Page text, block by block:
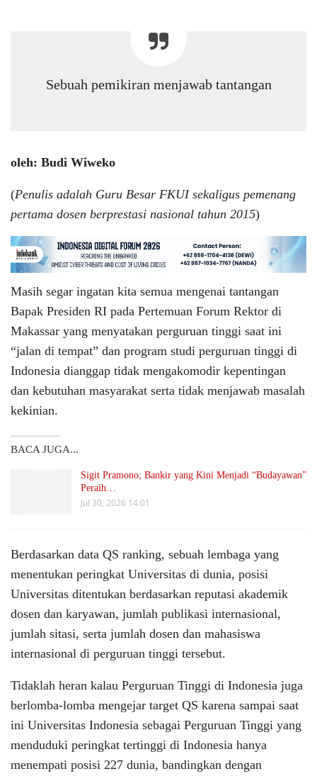
Sebuah pemikiran menjawab tantangan
oleh: Budi Wiweko
(Penulis adalah Guru Besar FKUI sekaligus pemenang
pertama dosen berprestasi nasional tahun 2015)
Masih segar ingatan kita semua mengenai tantangan
Bapak Presiden RI pada Pertemuan Forum Rektor di
Makassar yang menyatakan perguruan tinggi saat ini
“jalan di tempat” dan program studi perguruan tinggi di
Indonesia dianggap tidak mengakomodir kepentingan
dan kebutuhan masyarakat serta tidak menjawab masalah
kekinian.
BACA JUGA...
Sigit Pramono; Bankir yang Kini Menjadi “Budayawan”
Peraih…
Jul 30, 2026 14:01
Berdasarkan data QS ranking, sebuah lembaga yang
menentukan peringkat Universitas di dunia, posisi
Universitas ditentukan berdasarkan reputasi akademik
dosen dan karyawan, jumlah publikasi internasional,
jumlah sitasi, serta jumlah dosen dan mahasiswa
internasional di perguruan tinggi tersebut.
Tidaklah heran kalau Perguruan Tinggi di Indonesia juga
berlomba-lomba mengejar target QS karena sampai saat
ini Universitas Indonesia sebagai Perguruan Tinggi yang
menduduki peringkat tertinggi di Indonesia hanya
menempati posisi 227 dunia, bandingkan dengan